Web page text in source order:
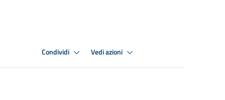
Condividi Vedi azioni